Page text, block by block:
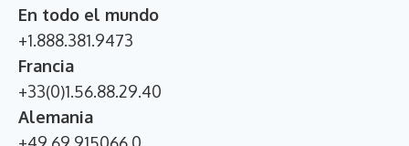
En todo el mundo
+1.888.381.9473
Francia
+33(0)1.56.88.29.40
Alemania